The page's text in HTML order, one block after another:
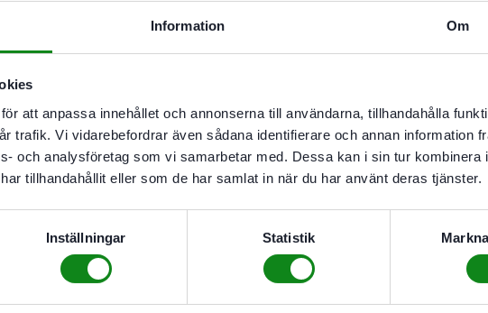
Information Om
att anpassa innehållet och annonserna till användarna, tillhandahålla
trafik. Vi vidarebefordrar även sådana identifierare och annan information
och analysföretag som vi samarbetar med. Dessa kan i sin tur kombinera
tillhandahållit eller som de har samlat in när du har använt deras tjänster.
Inställningar Statistik
Beskrivning Teknisk Data Recensioner
Gummikabel